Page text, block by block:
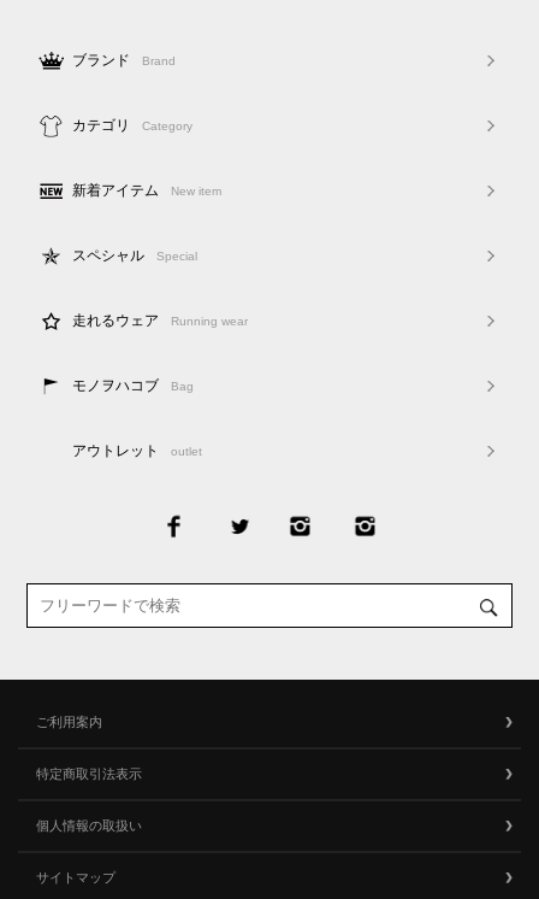
ブランド Brand
カテゴリ Category
新着アイテム New item
スペシャル Special
走れるウェア Running wear
モノヲハコブ Bag
アウトレット outlet
ご利用案内
特定商取引法表示
個人情報の取扱い
サイトマップ